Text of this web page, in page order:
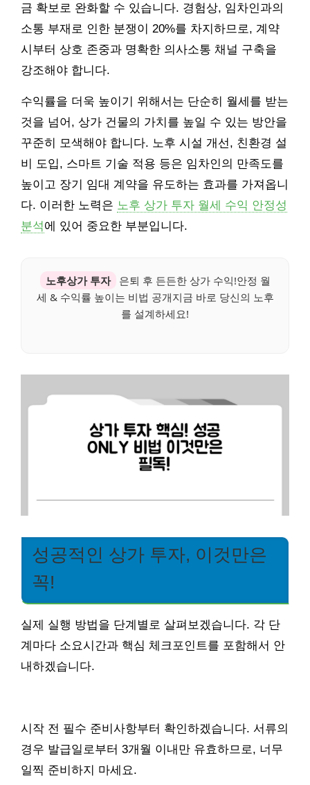
금 확보로 완화할 수 있습니다. 경험상, 임차인과의
소통 부재로 인한 분쟁이 20%를 차지하므로, 계약
시부터 상호 존중과 명확한 의사소통 채널 구축을
강조해야 합니다.
수익률을 더욱 높이기 위해서는 단순히 월세를 받는
것을 넘어, 상가 건물의 가치를 높일 수 있는 방안을
꾸준히 모색해야 합니다. 노후 시설 개선, 친환경 설
비 도입, 스마트 기술 적용 등은 임차인의 만족도를
높이고 장기 임대 계약을 유도하는 효과를 가져옵니
다. 이러한 노력은 노후 상가 투자 월세 수익 안정성
분석에 있어 중요한 부분입니다.
노후상가 투자
은퇴 후 든든한 상가 수익!안정 월
세 & 수익률 높이는 비법 공개지금 바로 당신의 노후
를 설계하세요!
성공적인 상가 투자, 이것만은
꼭!
실제 실행 방법을 단계별로 살펴보겠습니다. 각 단
계마다 소요시간과 핵심 체크포인트를 포함해서 안
내하겠습니다.
시작 전 필수 준비사항부터 확인하겠습니다. 서류의
경우 발급일로부터 3개월 이내만 유효하므로, 너무
일찍 준비하지 마세요.